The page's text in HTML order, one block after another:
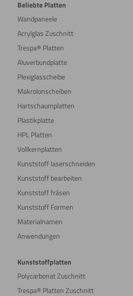
Beliebte Platten
Wandpaneele
Acrylglas Zuschnitt
Trespa® Platten
Aluverbundplatte
Plexiglasscheibe
Makrolonscheiben
Hartschaumplatten
Plastikplatte
HPL Platten
Vollkernplatten
Kunststoff laserschneiden
Kunststoff bearbeiten
Kunststoff fräsen
Kunststoff Formen
Materialnamen
Anwendungen
Kunststoffplatten
Polycarbonat Zuschnitt
Trespa® Platten Zuschnitt